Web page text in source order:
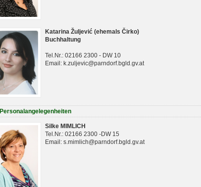
Katarina Žuljević (ehemals Čirko)
Buchhaltung
Tel.Nr.: 02166 2300 - DW 10
Email: k.zuljevic@parndorf.bgld.gv.at
Personalangelegenheiten
Silke MIMLICH
Tel.Nr.: 02166 2300 -DW 15
Email: s.mimlich@parndorf.bgld.gv.at